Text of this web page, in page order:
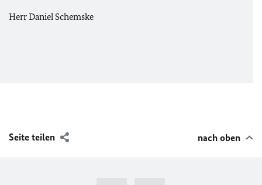
Herr Daniel Schemske
Seite teilen nach oben